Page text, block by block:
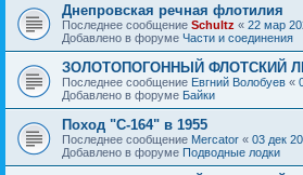
Днепровская речная флотилия
Последнее сообщение Schultz « 22 мар
Добавлено в форуме Части и соединения
ЗОЛОТОПОГОННЫЙ ФЛОТСКИЙ
Последнее сообщение Евгний Волобуев «
Добавлено в форуме Байки
Поход "С-164" в 1955
Последнее сообщение Mercator « 03 дек
Добавлено в форуме Подводные лодки